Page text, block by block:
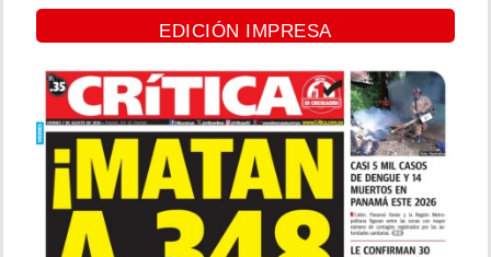
EDICIÓN IMPRESA